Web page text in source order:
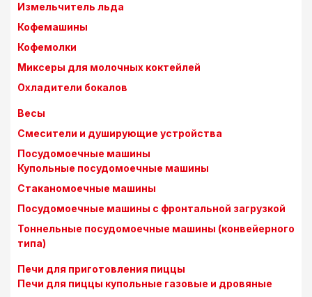
Измельчитель льда
Кофемашины
Кофемолки
Миксеры для молочных коктейлей
Охладители бокалов
Весы
Смесители и душирующие устройства
Посудомоечные машины
Купольные посудомоечные машины
Стаканомоечные машины
Посудомоечные машины с фронтальной загрузкой
Тоннельные посудомоечные машины (конвейерного
типа)
Печи для приготовления пиццы
Печи для пиццы купольные газовые и дровяные